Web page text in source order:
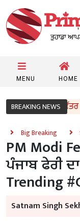
MENU HOME
BREAKING NEWS
ਮੁੱਖ ਸਕੱਤਰ ‘ਤੇ
Big Breaking
PM Modi
ਪੰਜਾਬ ਫੇਰੀ
Trending
Satnam Singh